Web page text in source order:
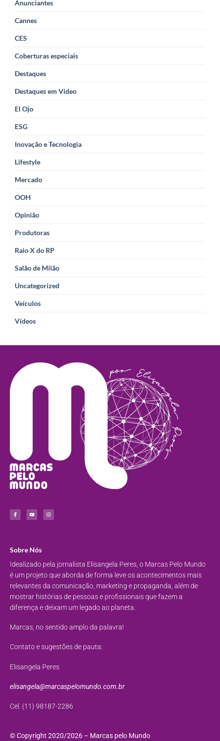
Anunciantes
Cannes
CES
Coberturas especiais
Destaques
Destaques em Vídeo
El Ojo
ESG
Inovação e Tecnologia
Lifestyle
Mercado
OOH
Opinião
Produtoras
Raio X do RP
Salão de Milão
Uncategorized
Veículos
Vídeos
Sobre Nós
Idealizado pela jornalista Elisangela Peres, o Marcas Pelo Mundo
é um projeto que aborda de forma leve os acontecimentos mais
relevantes da comunicação, marketing e propaganda, além de
mostrar histórias de pessoas e profissionais que fazem a
diferença e deixam um legado ao planeta.
Marcas, no sentido amplo da palavra!
Contato e sugestões de pauta:
Elisangela Peres
elisangela@marcaspelomundo.com.br
Cel. (11) 98187-2286
© Copyright 2020/2026 – Marcas pelo Mundo